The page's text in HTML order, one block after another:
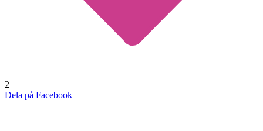
2
Dela på Facebook